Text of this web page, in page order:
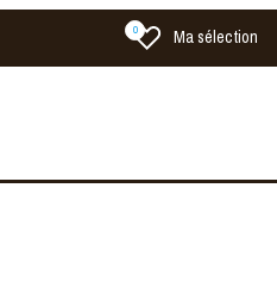
Ma sélection
0